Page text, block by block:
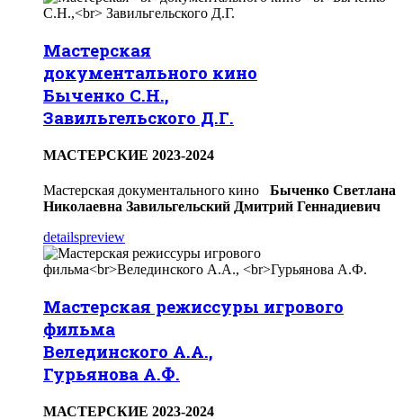
Мастерская
документального кино
Быченко С.Н.,
Завильгельского Д.Г.
МАСТЕРСКИЕ 2023-2024
Мастерская документального кино Быченко Светлана
Николаевна Завильгельский Дмитрий Геннадиевич
detailspreview
Мастерская режиссуры игрового
фильма
Велединского А.А.,
Гурьянова А.Ф.
МАСТЕРСКИЕ 2023-2024